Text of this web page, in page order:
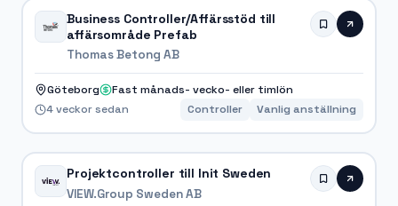
Business Controller/Affärsstöd till
affärsområde Prefab
Thomas Betong AB
Göteborg
Fast månads- vecko- eller timlön
4 veckor sedan
Controller Vanlig anställning
Projektcontroller till Init Sweden
VIEW.Group Sweden AB